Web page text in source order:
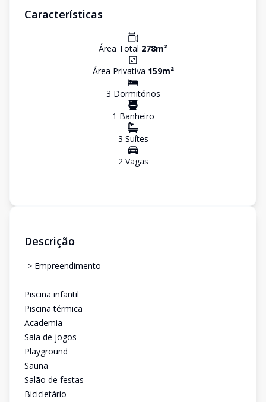
Características
Área Total 278m²
Área Privativa 159m²
3 Dormitórios
1 Banheiro
3 Suítes
2Vagas
Descrição
-> Empreendimento
Piscina infantil
Piscina térmica
Academia
Sala de jogos
Playground
Sauna
Salão de festas
Bicicletário